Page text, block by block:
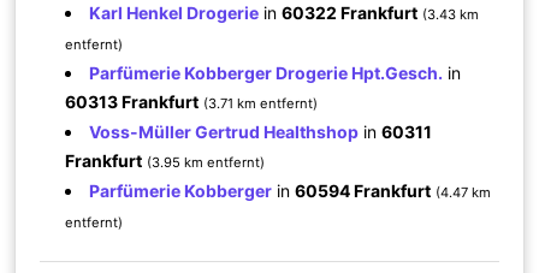
Karl Henkel Drogerie in60322 Frankfurt (3.43 km
entfernt)
Parfümerie Kobberger Drogerie Hpt.Gesch. in
60313 Frankfurt (3.71 km entfernt)
Voss-Müller Gertrud Healthshop in60311
Frankfurt (3.95 km entfernt)
Parfümerie Kobberger in60594 Frankfurt (4.47 km
entfernt)